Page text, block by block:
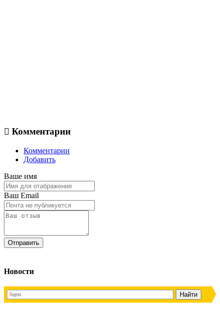
Комментарии
Комментарии
Добавить
Ваше имя
Ваш Email
Новости